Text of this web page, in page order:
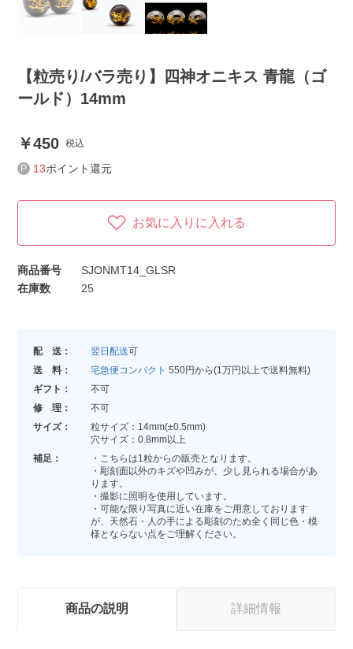
【粒売り/バラ売り】四神オニキス 青龍（ゴ
ールド）14mm
450 税込
13ポイント還元
お気に入りに入れる
商品番号
SJONMT14_GLSR
在庫数
25
配 送： 翌日配送可
送 料：
宅急便コンパクト 550円から(1万円以上で送料無料)
ギフト：
不可
修 理：
不可
サイズ：
粒サイズ：14mm(±0.5mm)
穴サイズ：0.8mm以上
補足：
・こちらは1粒からの販売となります。
・彫刻面以外のキズや凹みが、少し見られる場合があ
ります。
・撮影に照明を使用しています。
・可能な限り写真に近い在庫をご用意しております
が、天然石・人の手による彫刻のため全く同じ色・模
様とならない点をご理解ください。
商品の説明 詳細情報